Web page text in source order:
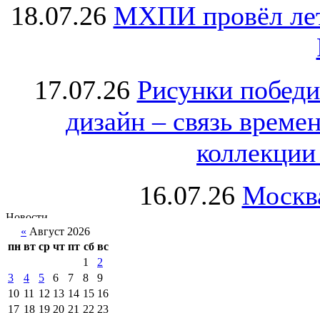
18.07.26 МХПИ провёл
17.07.26 Рисунки
дизайн – связь
16.07.26
« Август 2026
пн вт ср чт пт сб вс
1
2
3
4 5 6 7 8
9
10 11 12 13 14 15 16
17 18 19 20 21 22 23